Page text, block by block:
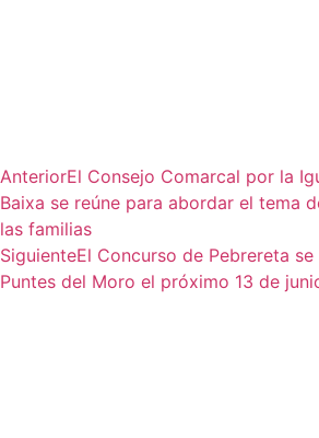
AnteriorEl Consejo Comarcal por la
Baixa se reúne para abordar el tema
las familias
SiguienteEl Concurso de Pebrereta
Puntes del Moro el próximo 13 de